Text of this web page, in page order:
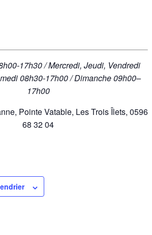
17h30 / Mercredi, Jeudi, Vendredi
08h30-17h00 / Dimanche 09h00–
17h00
Pointe Vatable, Les Trois Îlets, 0596
68 32 04